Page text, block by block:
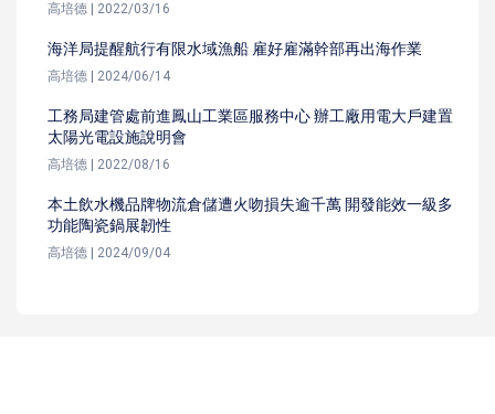
高培德 | 2022/03/16
海洋局提醒航行有限水域漁船 雇好雇滿幹部再出海作業
高培德 | 2024/06/14
工務局建管處前進鳳山工業區服務中心 辦工廠用電大戶建置
太陽光電設施說明會
高培德 | 2022/08/16
本土飲水機品牌物流倉儲遭火吻損失逾千萬 開發能效一級多
功能陶瓷鍋展韌性
高培德 | 2024/09/04